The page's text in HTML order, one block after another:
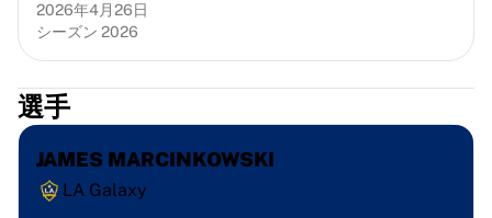
トップ欧州チーム
ベシクタシュ・ゲイン
フェネルバフチェ・バスケットボール
スロベニア
ヴィルトゥス・ボローニャ
グエッリ・ナポリ
その他のスポーツ
自転車競技
2026年4月26日
シーズン 2026
選手
JAMES MARCINKOWSKI
LA Galaxy